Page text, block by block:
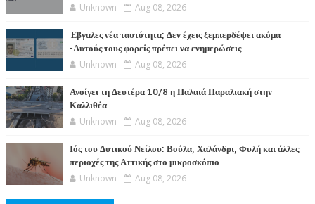
Unknown Aug 08, 2026
Έβγαλες νέα ταυτότητα; Δεν έχεις ξεμπερδέψει ακόμα
-Αυτούς τους φορείς πρέπει να ενημερώσεις
Unknown Aug 08, 2026
Ανοίγει τη Δευτέρα 10/8 η Παλαιά Παραλιακή στην
Καλλιθέα
Unknown Aug 08, 2026
Ιός του Δυτικού Νείλου: Βούλα, Χαλάνδρι, Φυλή και άλλες
περιοχές της Αττικής στο μικροσκόπιο
Unknown Aug 08, 2026